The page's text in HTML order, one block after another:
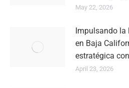
May 22, 2026
Impulsando la
en Baja
estratégica
April 23, 2026